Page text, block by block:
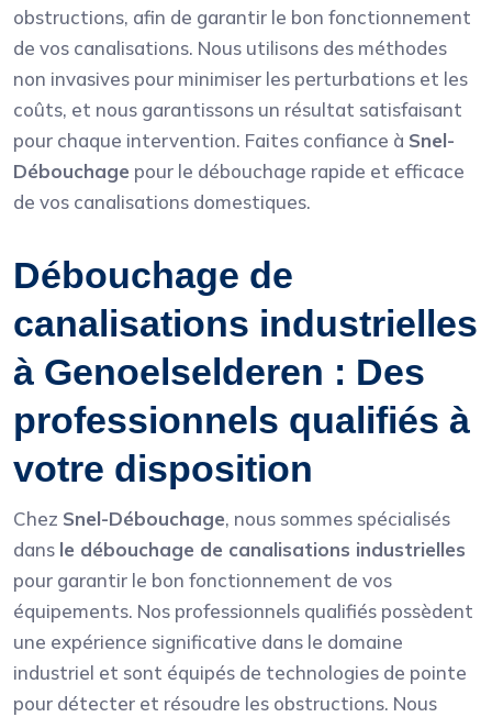
obstructions, afin de garantir le bon fonctionnement
de vos canalisations. Nous utilisons des méthodes
non invasives pour minimiser les perturbations et les
coûts, et nous garantissons un résultat satisfaisant
pour chaque intervention. Faites confiance à Snel-
Débouchage pour le débouchage rapide et efficace
de vos canalisations domestiques.
Débouchage de
canalisations industrielles
à Genoelselderen : Des
professionnels qualifiés à
votre disposition
Chez Snel-Débouchage, nous sommes spécialisés
dans le débouchage de canalisations industrielles
pour garantir le bon fonctionnement de vos
équipements. Nos professionnels qualifiés possèdent
une expérience significative dans le domaine
industriel et sont équipés de technologies de pointe
pour détecter et résoudre les obstructions. Nous